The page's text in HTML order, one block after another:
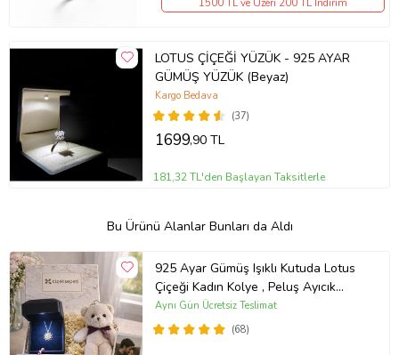
1500 TL ve Üzeri 200 TL İndirim
LOTUS ÇİÇEĞİ YÜZÜK - 925 AYAR
GÜMÜŞ YÜZÜK (Beyaz)
(37)
Kargo Bedava
1699,90 TL
181,32 TL'den Başlayan Taksitlerle
Bu Ürünü Alanlar Bunları da Aldı
925 Ayar Gümüş Işıklı Kutuda Lotus
Çiçeği Kadın Kolye , Peluş Ayıcık
Anahtarlık Marteniçka Bileklik,
Polaroid Fotoğraf Hediye
(68)
Aynı Gün Ücretsiz Teslimat